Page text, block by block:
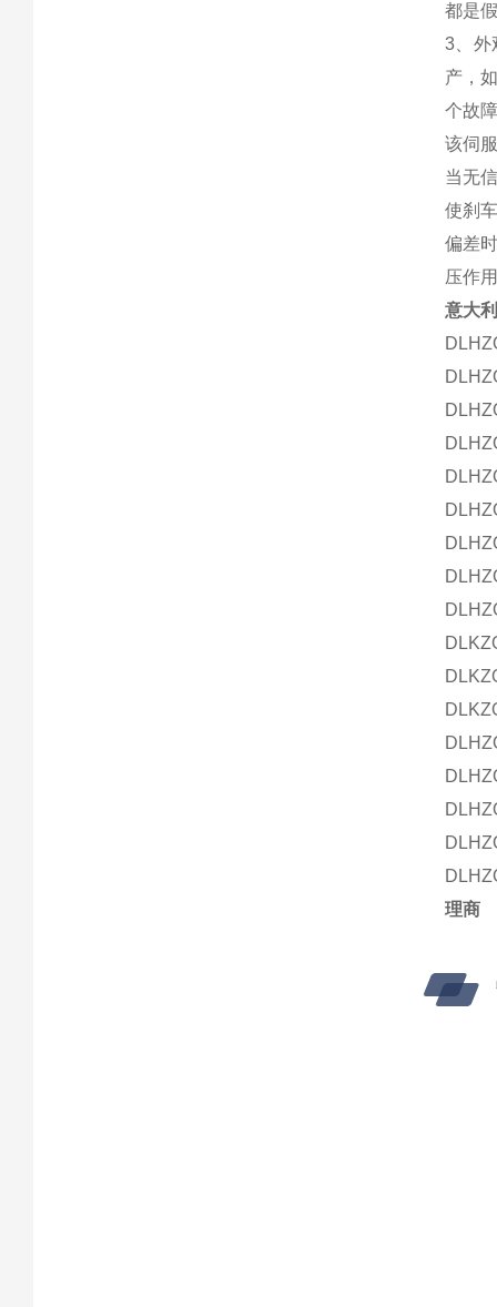
都是
3、外
产，
个故
该伺
当无
使刹
偏差
压作
意大
理商